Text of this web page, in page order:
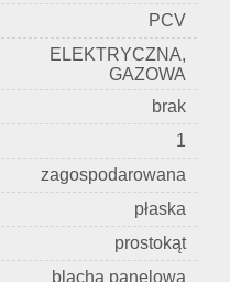
PCV
ELEKTRYCZNA,
GAZOWA
brak
1
zagospodarowana
płaska
prostokąt
blacha panelowa